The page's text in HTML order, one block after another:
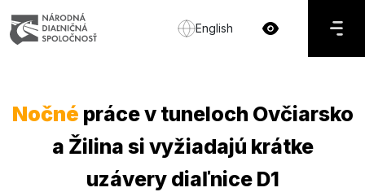
English
Nočné práce v tuneloch Ovčiarsko
a Žilina si vyžiadajú krátke
uzávery diaľnice D1